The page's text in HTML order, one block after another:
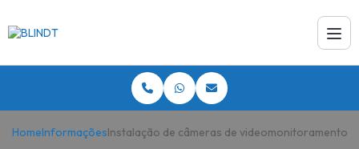
HomeInformaçõesInstalação de câmeras de videomonitoramento